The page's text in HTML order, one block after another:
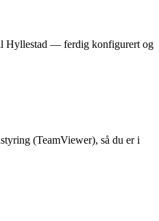
Hyllestad — ferdig konfigurert og
(TeamViewer), så du er i